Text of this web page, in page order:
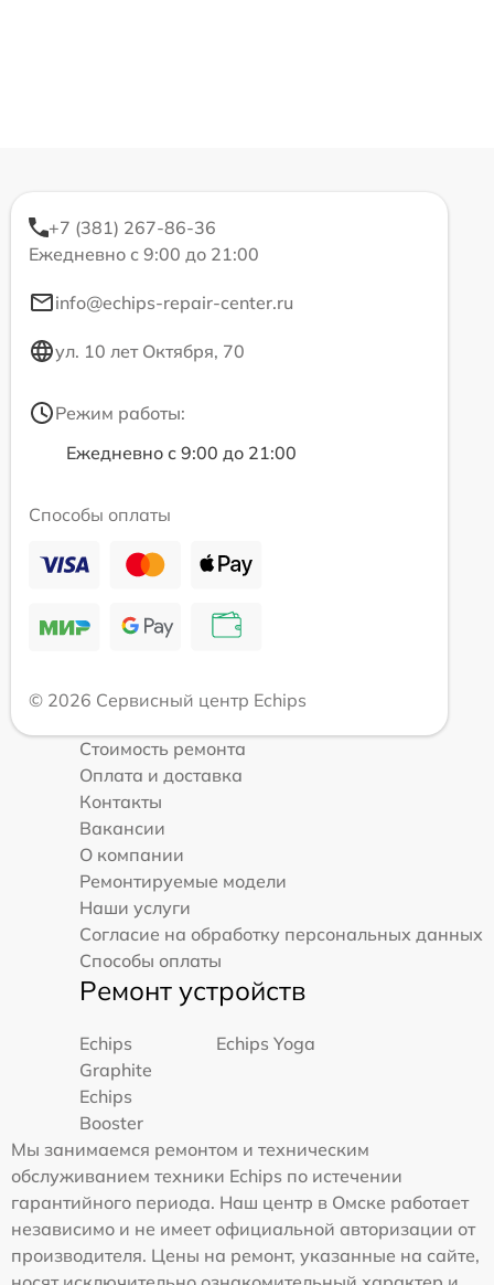
+7 (381) 267-86-36
Ежедневно с 9:00 до 21:00
info@echips-repair-center.ru
ул. 10 лет Октября, 70
Режим работы:
Ежедневно с 9:00 до 21:00
Способы оплаты
© 2026 Сервисный центр Echips
Стоимость ремонта
Оплата и доставка
Контакты
Вакансии
О компании
Ремонтируемые модели
Наши услуги
Согласие на обработку персональных данных
Способы оплаты
Ремонт устройств
Echips
Graphite
Echips Yoga
Echips
Booster
Мы занимаемся ремонтом и техническим
обслуживанием техники Echips по истечении
гарантийного периода. Наш центр в Омске работает
независимо и не имеет официальной авторизации от
производителя. Цены на ремонт, указанные на сайте,